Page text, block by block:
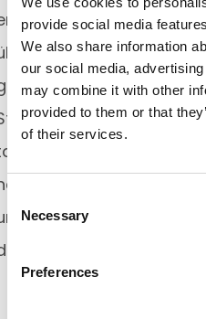
provide social media
We also share information
our social media,
may combine it with other
provided to them or that
of their services.
Selection
Necessary
Preferences
es dem
alles zu haben,
Ziel zu
Plan
werden